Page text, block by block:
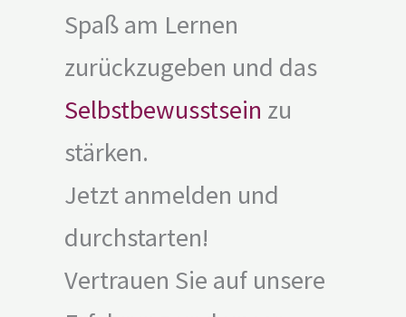
Spaß am Lernen
zurückzugeben und das
Selbstbewusstsein zu
stärken.
Jetzt anmelden und
durchstarten!
Vertrauen Sie auf unsere